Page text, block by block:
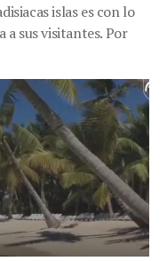
islas es con lo
a sus visitantes. Por